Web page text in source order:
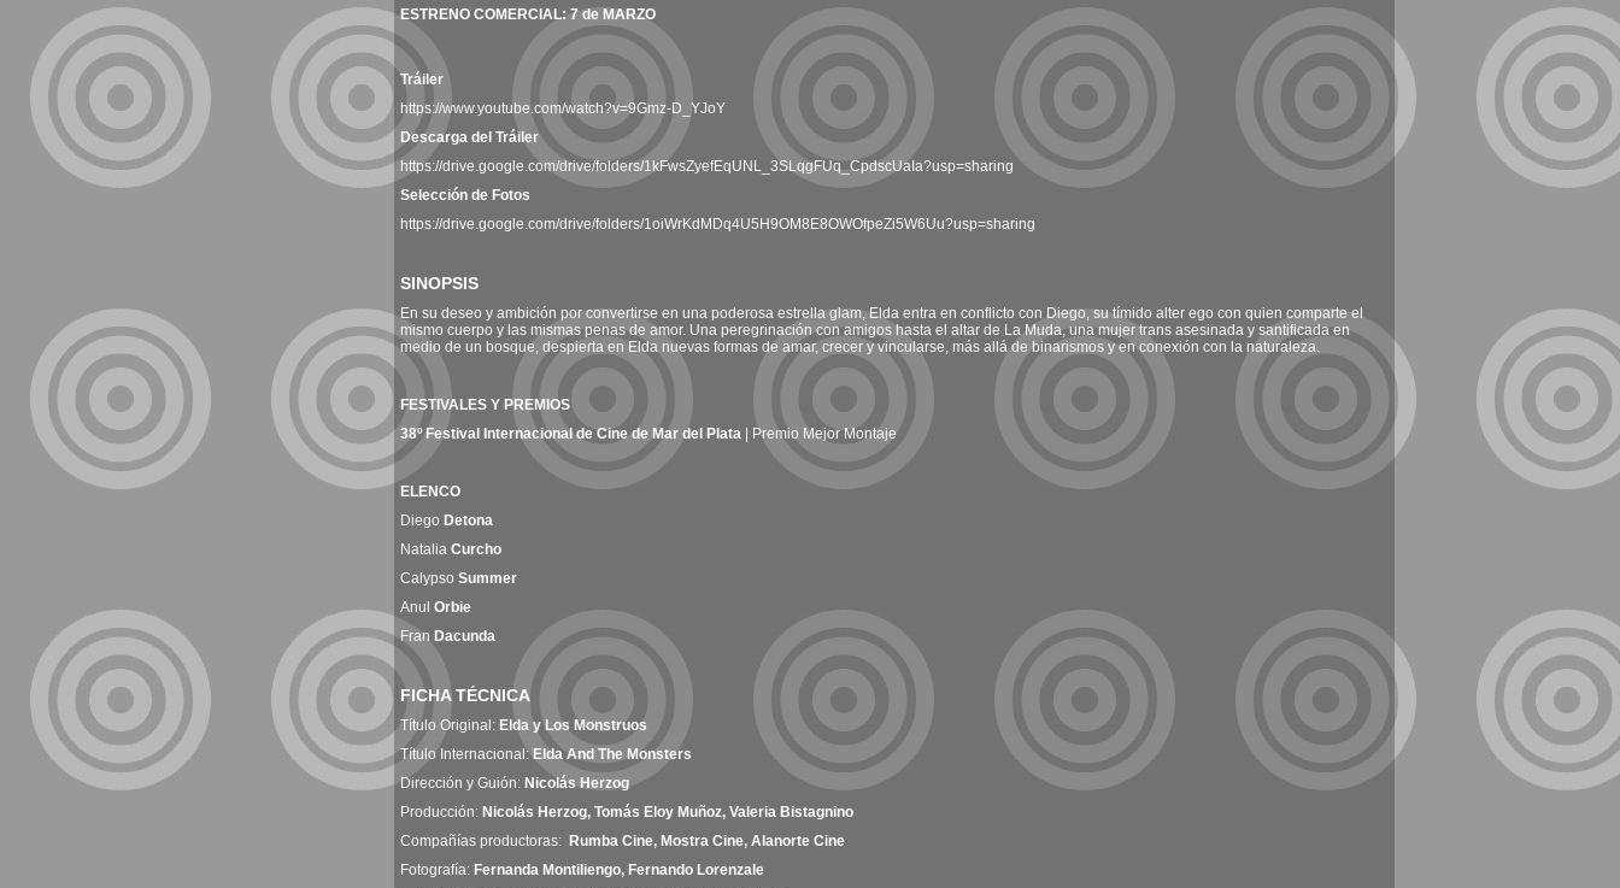
ESTRENO COMERCIAL: 7 de MARZO
Tráiler
https://www.youtube.com/watch?v=9Gmz-D_YJoY
Descarga del Tráiler
https://drive.google.com/drive/folders/1kFwsZyefEqUNL_3SLqgFUq_CpdscUaIa?usp=sharing
Selección de Fotos
https://drive.google.com/drive/folders/1oiWrKdMDq4U5H9OM8E8OWOfpeZi5W6Uu?usp=sharing
SINOPSIS
En su deseo y ambición por convertirse en una poderosa estrella glam, Elda entra en conflicto con Diego, su tímido alter ego con quien comparte el
mismo cuerpo y las mismas penas de amor. Una peregrinación con amigos hasta el altar de La Muda, una mujer trans asesinada y santificada en
medio de un bosque, despierta en Elda nuevas formas de amar, crecer y vincularse, más allá de binarismos y en conexión con la naturaleza.
FESTIVALES Y PREMIOS
38º Festival Internacional de Cine de Mar del Plata | Premio Mejor Montaje
ELENCO
Diego Detona
Natalia Curcho
Calypso Summer
Anul Orbie
Fran Dacunda
FICHA TÉCNICA
Título Original: Elda y Los Monstruos
Título Internacional:Elda And The Monsters
Dirección y Guión: Nicolás Herzog
Producción: Nicolás Herzog, Tomás Eloy Muñoz, Valeria Bistagnino
Compañías productoras: Rumba Cine, Mostra Cine, Alanorte Cine
Fotografía: Fernanda Montiliengo, Fernando Lorenzale